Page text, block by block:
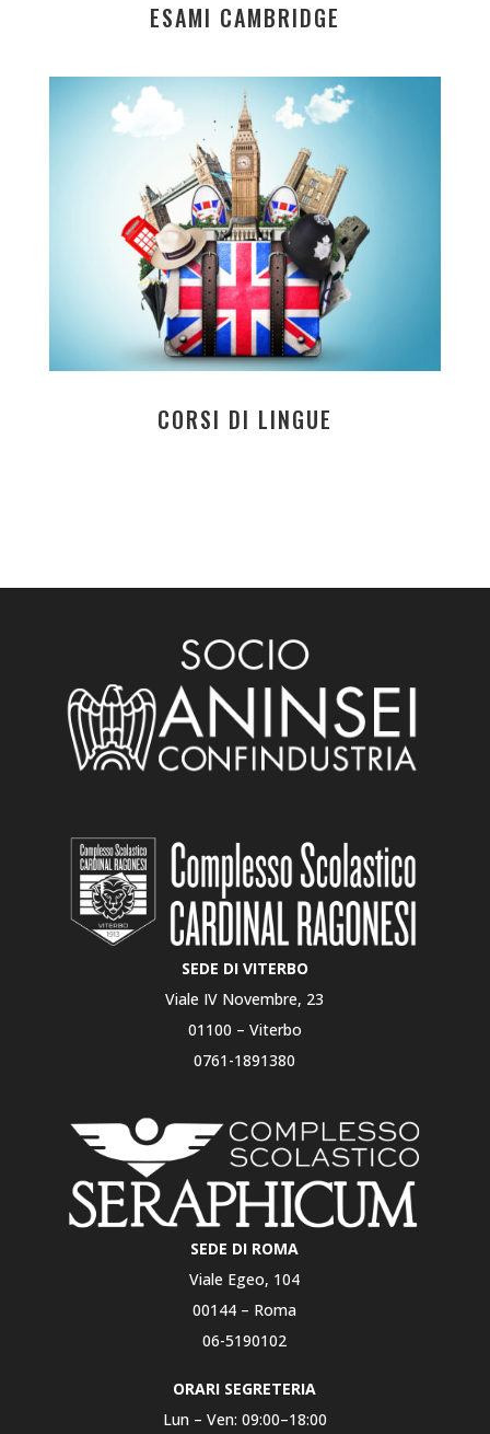
ESAMI CAMBRIDGE
CORSI DI LINGUE
SEDE DI VITERBO
Viale IV Novembre, 23
01100 – Viterbo
0761-1891380
SEDE DI ROMA
Viale Egeo, 104
00144 – Roma
06-5190102
ORARI SEGRETERIA
Lun – Ven: 09:00–18:00